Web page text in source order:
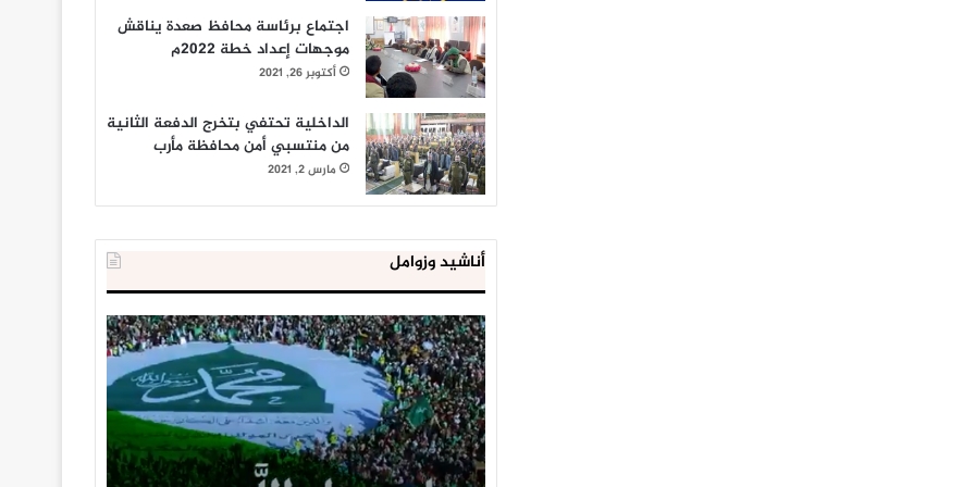
اجتماع برئاسة محافظ صعدة يناقش
موجهات إعداد خطة 2022م
أكتوبر 26, 2021
الداخلية تحتفي بتخرج الدفعة الثانية
من منتسبي أمن محافظة مأرب
مارس 2, 2021
أناشيد وزوامل
العدو
الإسرائيلي
اعتقل
543
طفلا
فلسطينيا
خلال
يناير 31, 2021
الداخلية
المصرية
إحباط
‘مخطط
كبير’
للإخوان